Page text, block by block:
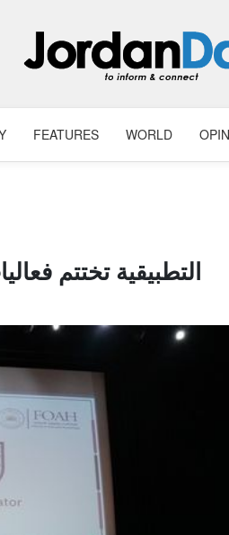
FEATURES WORLD
التطبيقية تختتم